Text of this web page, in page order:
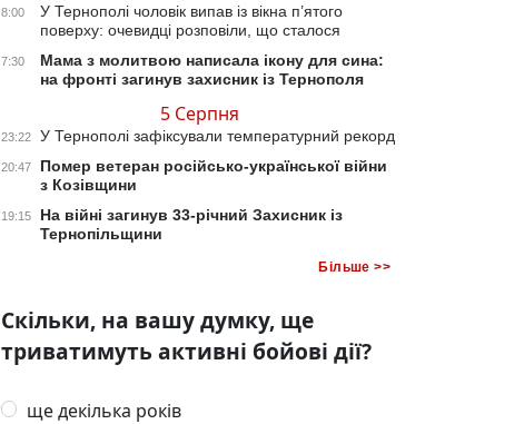
8:00
У Тернополі чоловік випав із вікна п’ятого
поверху: очевидці розповіли, що сталося
7:30
Мама з молитвою написала ікону для сина:
на фронті загинув захисник із Тернополя
5 Серпня
23:22 У Тернополі зафіксували температурний рекорд
20:47
Помер ветеран російсько-української війни
з Козівщини
19:15
На війні загинув 33-річний Захисник із
Тернопільщини
Більше >>
Скільки, на вашу думку, ще
триватимуть активні бойові дії?
ще декілька років